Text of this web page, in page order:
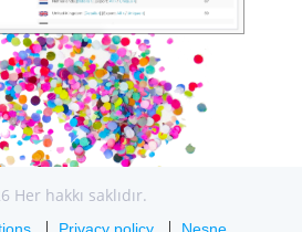
Her hakkı saklıdır.
Privacy policy Nesne